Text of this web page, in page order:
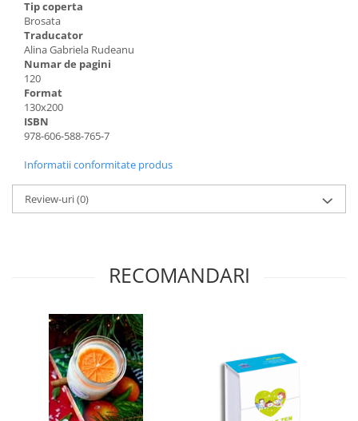
Tip coperta
Brosata
Traducator
Alina Gabriela Rudeanu
Numar de pagini
120
Format
130x200
ISBN
978-606-588-765-7
Informatii conformitate produs
Review-uri(0)
RECOMANDARI